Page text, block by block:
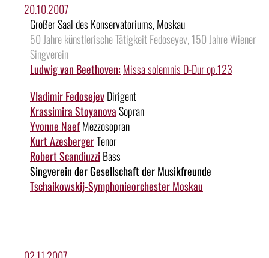
20.10.2007
Großer Saal des Konservatoriums, Moskau
50 Jahre künstlerische Tätigkeit Fedoseyev, 150 Jahre Wiener
Singverein
Ludwig van Beethoven: Missa solemnis D-Dur op.123
Vladimir FedosejevDirigent
Krassimira StoyanovaSopran
Yvonne NaefMezzosopran
Kurt AzesbergerTenor
Robert Scandiuzzi Bass
Singverein der Gesellschaft der Musikfreunde
Tschaikowskij-Symphonieorchester Moskau